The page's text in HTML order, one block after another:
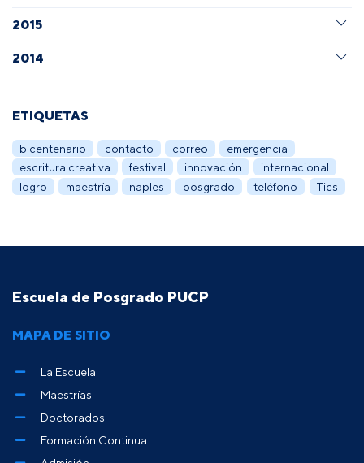
2015
2014
ETIQUETAS
bicentenario contacto correo
emergencia
escritura creativa
festival innovación
internacional
logro
maestría naples posgrado teléfono Tics
Escuela de Posgrado PUCP
MAPA DE SITIO
La Escuela
Maestrías
Doctorados
Formación Continua